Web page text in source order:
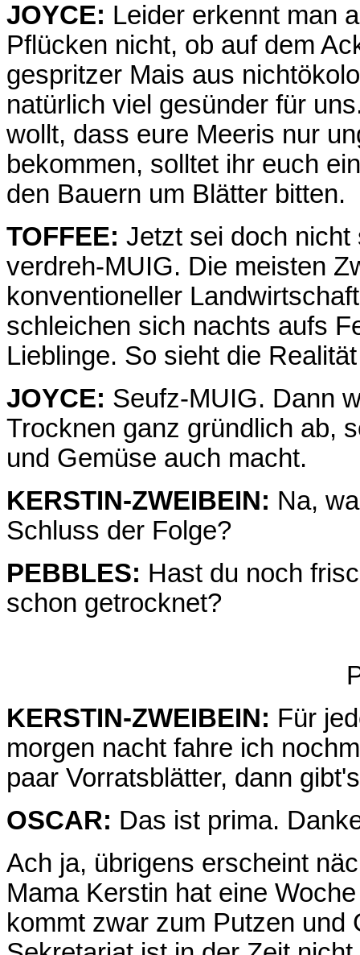
JOYCE: Leider erkennt man
Pflücken nicht, ob auf dem
gespritzer Mais aus
natürlich viel gesünder für
wollt, dass eure Meeris nur
bekommen, solltet ihr euch
den Bauern um Blätter bitten.
TOFFEE: Jetzt sei doch
verdreh-MUIG. Die meisten
konventioneller
schleichen sich nachts aufs
Lieblinge. So sieht die
JOYCE: Seufz-MUIG. Dann
Trocknen ganz gründlich ab,
und Gemüse auch macht.
KERSTIN-ZWEIBEIN: Na,
Schluss der Folge?
PEBBLES: Hast du noch
schon getrocknet?
KERSTIN-ZWEIBEIN: Für
morgen nacht fahre ich
paar Vorratsblätter, dann
OSCAR: Das ist prima.
Ach ja, übrigens erscheint
Mama Kerstin hat eine
kommt zwar zum Putzen